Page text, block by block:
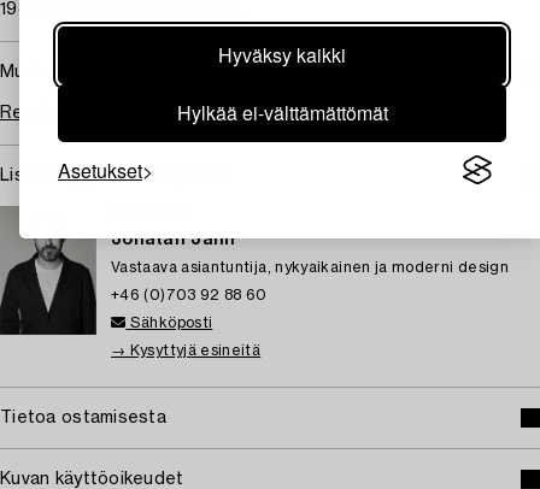
Hyväksy kaikki
Hylkää ei-välttämättömät
Asetukset
1940, model illustrated p. 52.
Muut tiedot
Read more about Bröderna Malmströms Metallvarufabrik
Lisätietoja ja kuntoraportit
Jonatan Jahn
Vastaava asiantuntija, nykyaikainen ja moderni design
+46 (0)703 92 88 60
Sähköposti
→ Kysyttyjä esineitä
Tietoa ostamisesta
Kuvan käyttöoikeudet